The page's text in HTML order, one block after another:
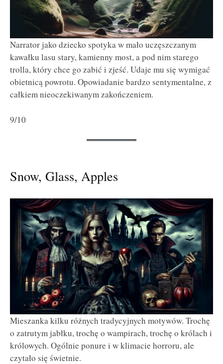
Narrator jako dziecko spotyka w mało uczęszczanym
kawałku lasu stary, kamienny most, a pod nim starego
trolla, który chce go zabić i zjeść. Udaje mu się wymigać
obietnicą powrotu. Opowiadanie bardzo sentymentalne, z
całkiem nieoczekiwanym zakończeniem.
9/10
Snow, Glass, Apples
Mieszanka kilku różnych tradycyjnych motywów. Trochę
o zatrutym jabłku, trochę o wampirach, trochę o królach i
królowych. Ogólnie ponure i w klimacie horroru, ale
czytało się świetnie.